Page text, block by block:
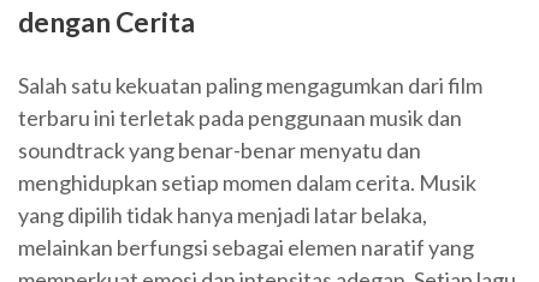
dengan Cerita
Salah satu kekuatan paling mengagumkan dari film
terbaru ini terletak pada penggunaan musik dan
soundtrack yang benar-benar menyatu dan
menghidupkan setiap momen dalam cerita. Musik
yang dipilih tidak hanya menjadi latar belaka,
melainkan berfungsi sebagai elemen naratif yang